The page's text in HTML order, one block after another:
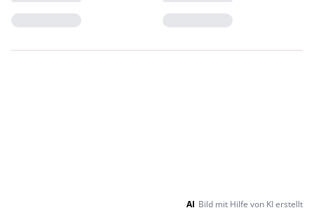
AI Bild mit Hilfe von KI erstellt